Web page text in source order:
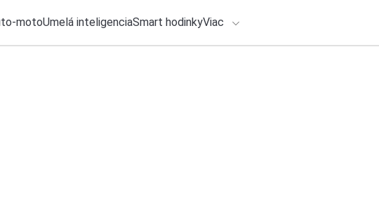
motoUmelá inteligenciaSmart hodinkyViac